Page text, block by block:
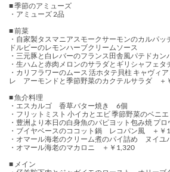
■ 季節のアミューズ
・アミューズ 2品
■ 前菜
・自家製タスマニアスモークサーモンのカルパ
ドルビーのレモンハーブクリームソース
・三元豚と白レバーのフランス田舎風パテドカ
・生ハムと赤肉メロンのサラダとギリシャフェタ
・カリフラワーのムース 活ホタテ貝柱 キャヴィ
レ アーモンドと季節野菜のカクテルサラダ ＋
■ 魚介料理
・エスカルゴ 香草バター焼き 6個
・フリットミスト 小イカとエビ 季節野菜のベニ
・豊洲より本日の白身魚のパピヨット包み焼 プ
・ブイヤベースのココット鍋 レコパン風 ＋￥
・オマール海老のクリーム煮のパイ詰め ヌイ
・オマール海老のマカロニ ＋￥1,320
■ メイン